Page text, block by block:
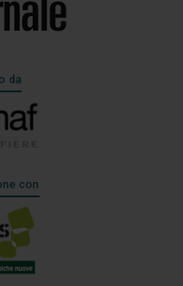
da
con